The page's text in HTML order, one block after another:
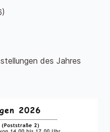
des Jahres